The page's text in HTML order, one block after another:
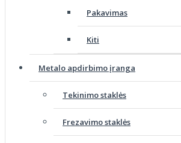
Pakavimas
Kiti
Metalo apdirbimo įranga
Tekinimo staklės
Frezavimo staklės